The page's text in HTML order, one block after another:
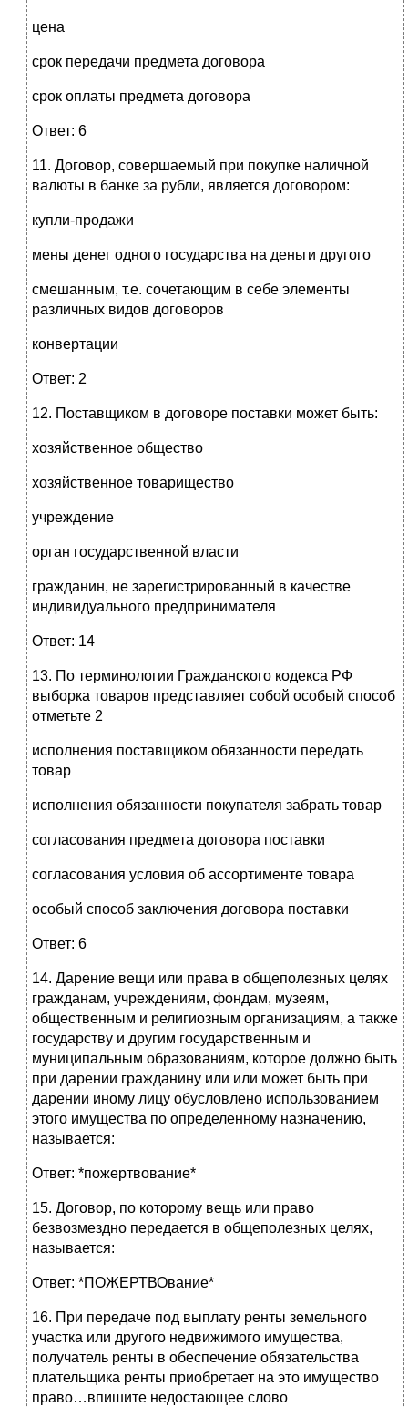
цена
срок передачи предмета договора
срок оплаты предмета договора
Ответ: 6
11. Договор, совершаемый при покупке наличной
валюты в банке за рубли, является договором:
купли-продажи
мены денег одного государства на деньги другого
смешанным, т.е. сочетающим в себе элементы
различных видов договоров
конвертации
Ответ: 2
12. Поставщиком в договоре поставки может быть:
хозяйственное общество
хозяйственное товарищество
учреждение
орган государственной власти
гражданин, не зарегистрированный в качестве
индивидуального предпринимателя
Ответ: 14
13. По терминологии Гражданского кодекса РФ
выборка товаров представляет собой особый способ
отметьте 2
исполнения поставщиком обязанности передать
товар
исполнения обязанности покупателя забрать товар
согласования предмета договора поставки
согласования условия об ассортименте товара
особый способ заключения договора поставки
Ответ: 6
14. Дарение вещи или права в общеполезных целях
гражданам, учреждениям, фондам, музеям,
общественным и религиозным организациям, а также
государству и другим государственным и
муниципальным образованиям, которое должно быть
при дарении гражданину или или может быть при
дарении иному лицу обусловлено использованием
этого имущества по определенному назначению,
называется:
Ответ: *пожертвование*
15. Договор, по которому вещь или право
безвозмездно передается в общеполезных целях,
называется:
Ответ: *ПОЖЕРТВОвание*
16. При передаче под выплату ренты земельного
участка или другого недвижимого имущества,
получатель ренты в обеспечение обязательства
плательщика ренты приобретает на это имущество
право…впишите недостающее слово